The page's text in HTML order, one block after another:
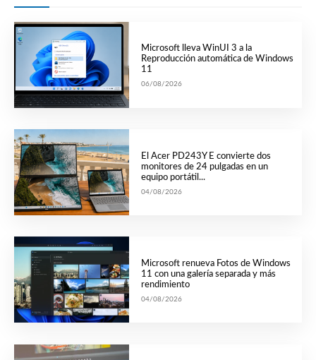
Microsoft lleva WinUI 3 a la
Reproducción automática de Windows
11
06/08/2026
El Acer PD243Y E convierte dos
monitores de 24 pulgadas en un
equipo portátil...
04/08/2026
Microsoft renueva Fotos de Windows
11 con una galería separada y más
rendimiento
04/08/2026